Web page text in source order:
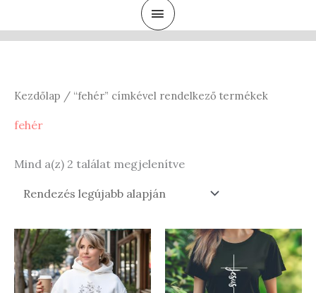
MAIN
MENU
Kezdőlap / “fehér” címkével rendelkező termékek
fehér
Mind a(z) 2 találat megjelenítveSorted